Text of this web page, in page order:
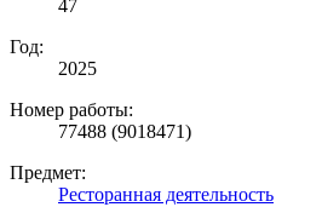
47
Год:
2025
Номер работы:
77488 (9018471)
Предмет:
Ресторанная деятельность